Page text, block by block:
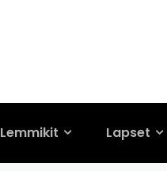
Lemmikit Lapset